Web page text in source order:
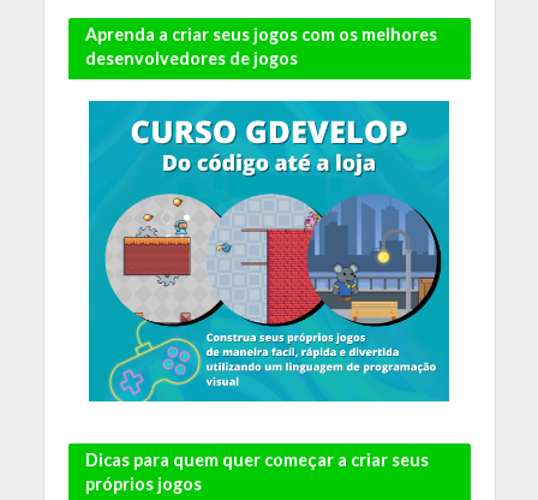
Aprenda a criar seus jogos com os melhores
desenvolvedores de jogos
Dicas para quem quer começar a criar seus
próprios jogos